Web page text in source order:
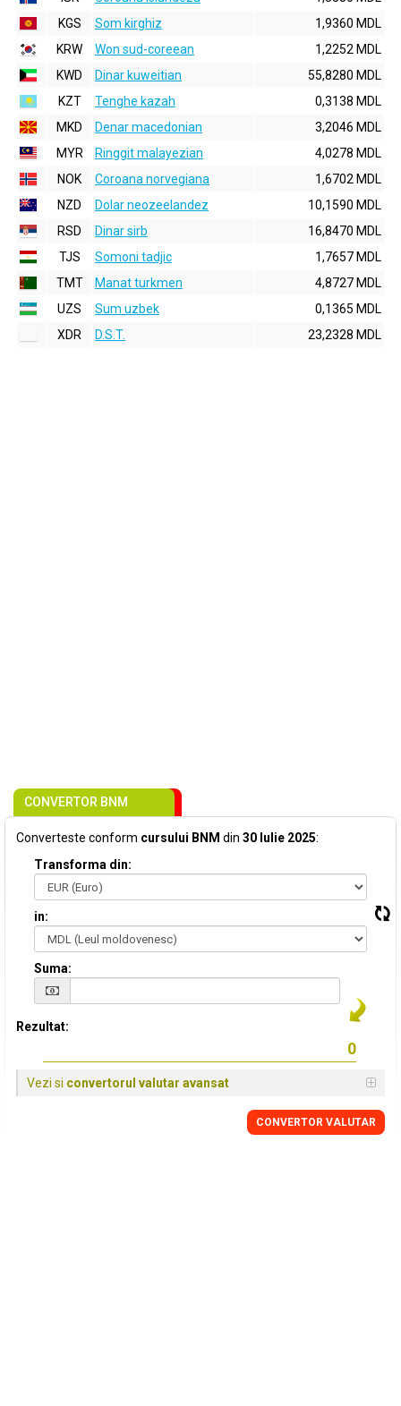
KGS
Som kirghiz
1,9360 MDL
KRW
Won sud-coreean
1,2252 MDL
KWD
Dinar kuweitian
55,8280 MDL
KZT
Tenghe kazah
0,3138 MDL
MKD
Denar macedonian
3,2046 MDL
MYR
Ringgit malayezian
4,0278 MDL
NOK
Coroana norvegiana
1,6702 MDL
NZD
Dolar neozeelandez
10,1590 MDL
RSD
Dinar sirb
16,8470 MDL
TJS
Somoni tadjic
1,7657 MDL
TMT
Manat turkmen
4,8727 MDL
UZS
Sum uzbek
0,1365 MDL
XDR
D.S.T. 23,2328 MDL
CONVERTOR BNM
Converteste conform cursului BNM din 30 Iulie 2025:
Transforma din:
in:
Suma:
Rezultat:
Vezi si convertorul valutar avansat
CONVERTOR VALUTAR